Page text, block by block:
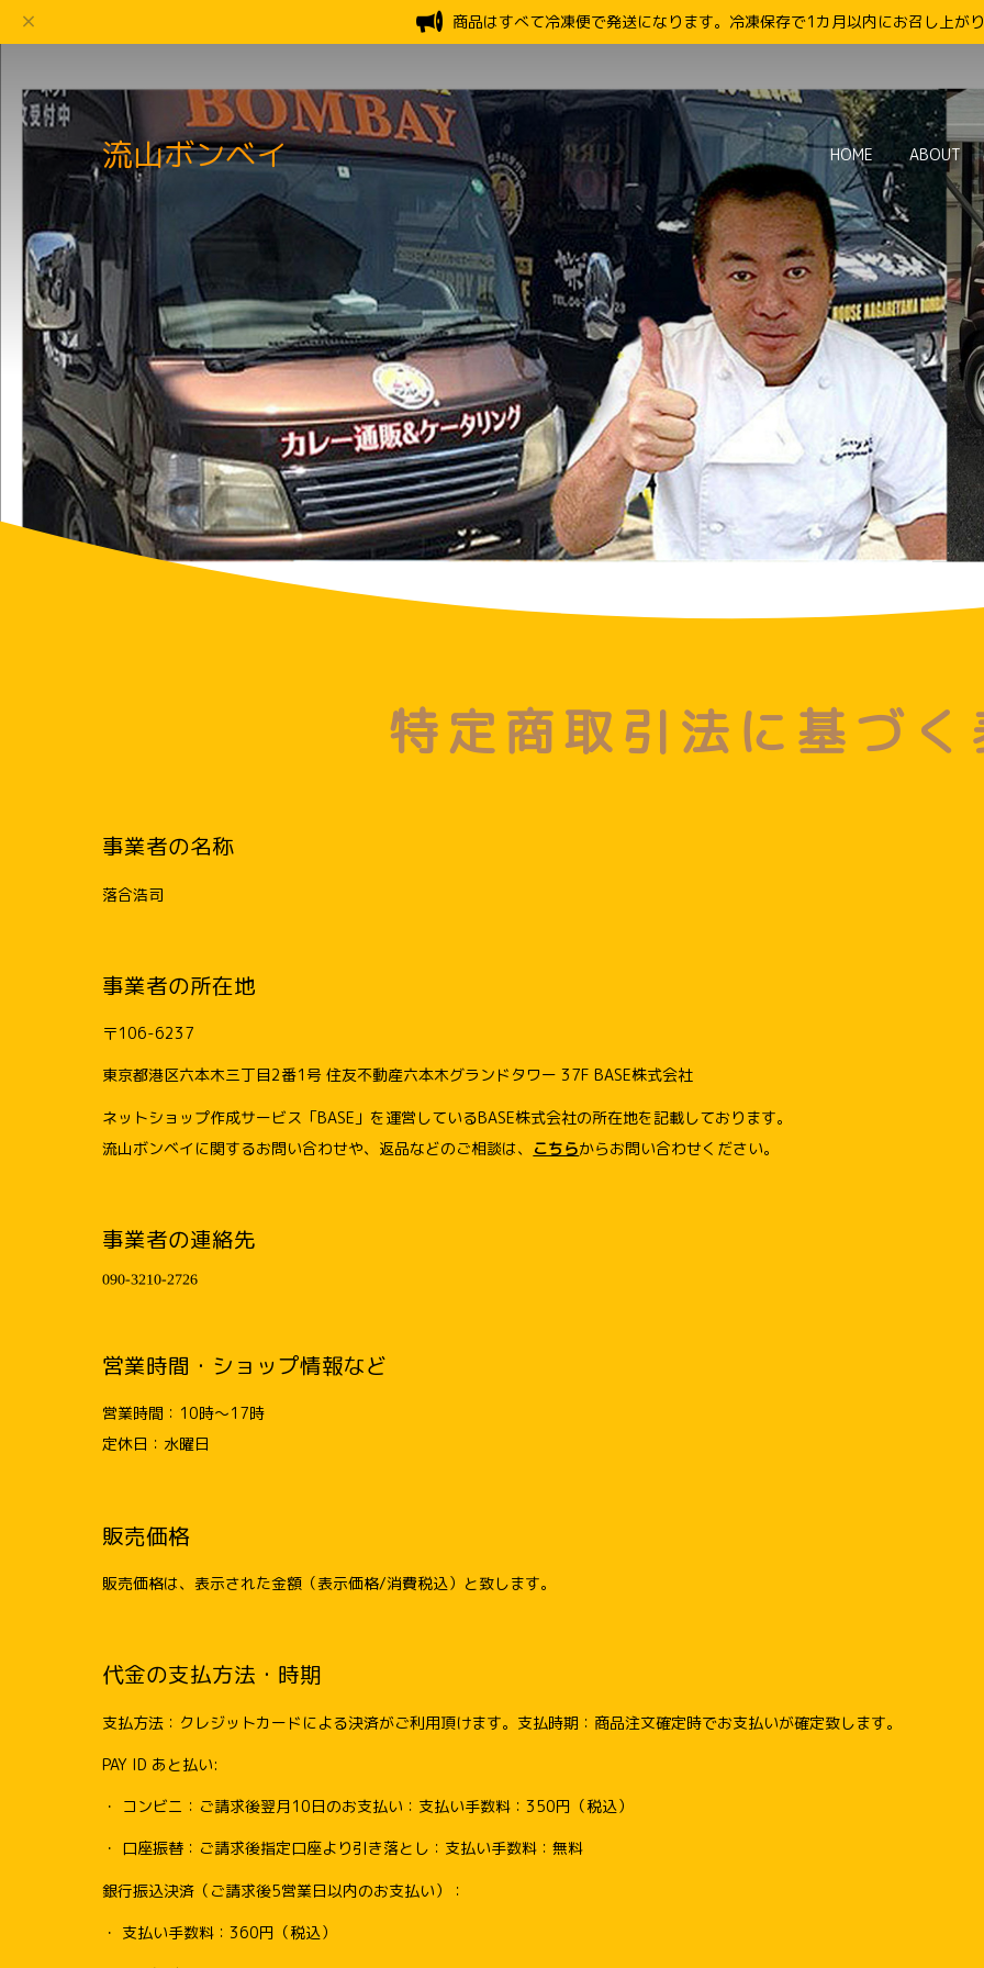
商品はすべて冷凍便で発送になります。冷凍保存で1カ月以内にお召し上が
流山ボンベイ HOME ABOUT
特定商取引法に基づ
事業者の名称
落合浩司
事業者の所在地
〒106-6237
東京都港区六本木三丁目2番1号 住友不動産六本木グランドタワー 37F BASE株式会社
ネットショップ作成サービス「BASE」を運営しているBASE株式会社の所在地を記載しております。
流山ボンベイに関するお問い合わせや、返品などのご相談は、 こちらからお問い合わせください。
事業者の連絡先
営業時間・ショップ情報など
営業時間：10時～17時
定休日：水曜日
販売価格
販売価格は、表示された金額（表示価格/消費税込）と致します。
代金の支払方法・時期
支払方法：クレジットカードによる決済がご利用頂けます。支払時期：商品注文確定時でお支払いが確定致します。
PAY ID あと払い:
・ コンビニ：ご請求後翌月10日のお支払い：支払い手数料：350円（税込）
・ 口座振替：ご請求後指定口座より引き落とし：支払い手数料：無料
銀行振込決済（ご請求後5営業日以内のお支払い）：
・ 支払い手数料：360円（税込）